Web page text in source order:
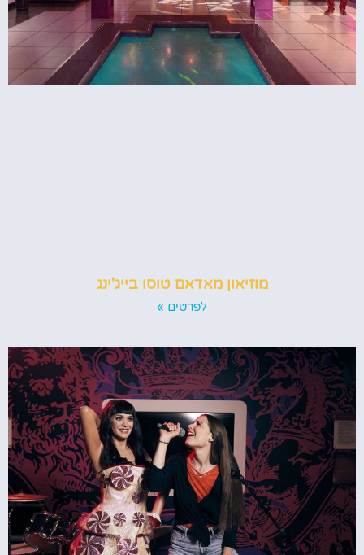
מוזיאון מאדאם טוסו בייג'ינג
לפרטים »